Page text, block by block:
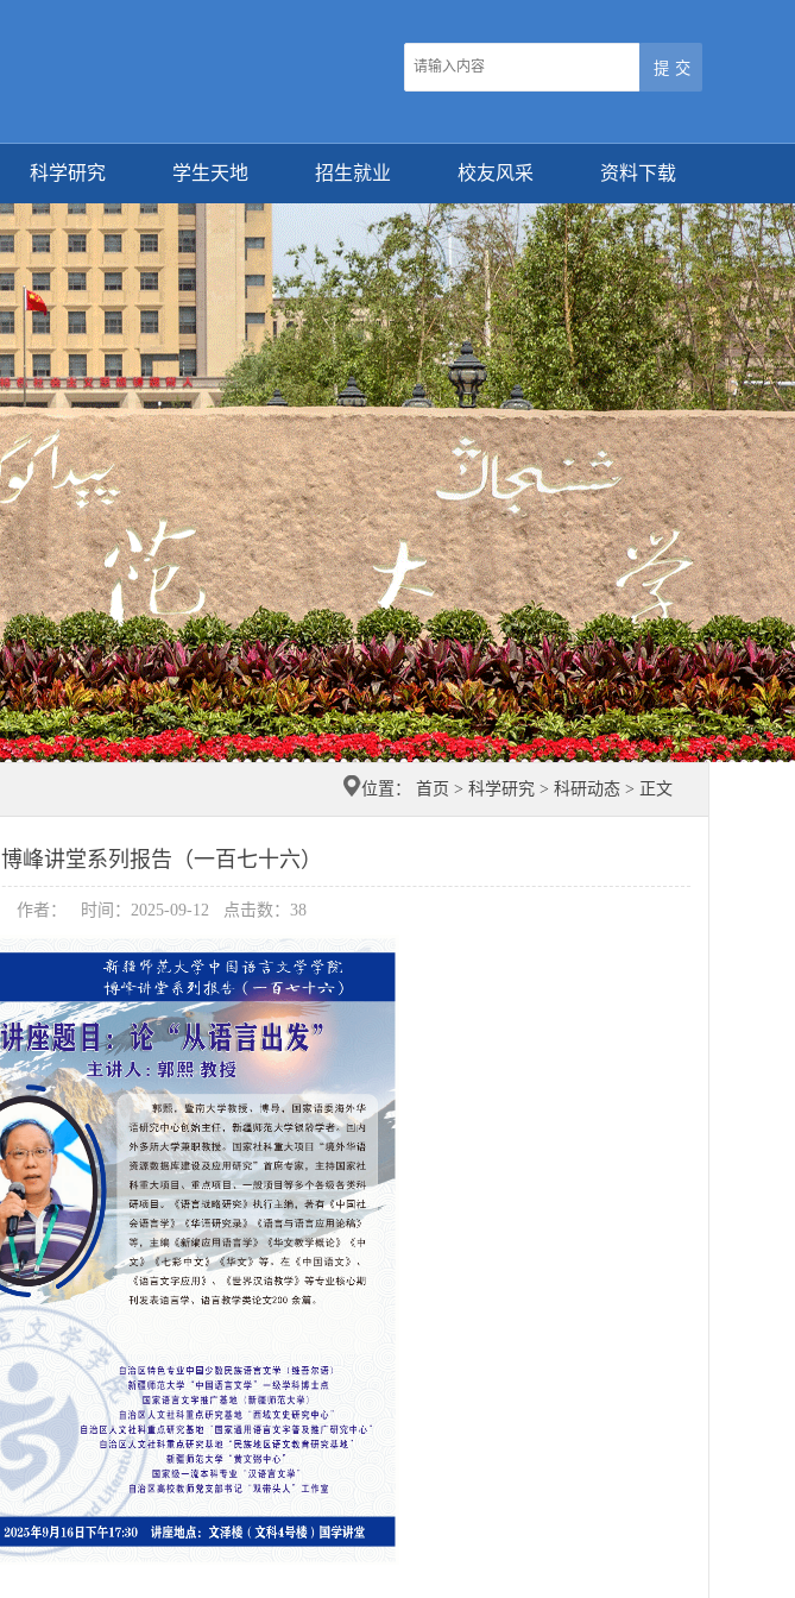
科学研究 学生天地 招生就业 校友风采 资料下载
位置： 首页 > 科学研究 > 科研动态 > 正文
博峰讲堂系列报告（一百七十六）
作者： 时间：2025-09-12 点击数： 38